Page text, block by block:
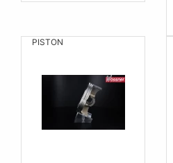
PISTON